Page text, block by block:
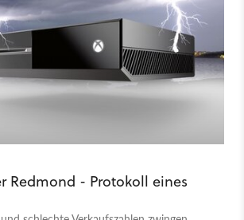
Redmond - Protokoll eines